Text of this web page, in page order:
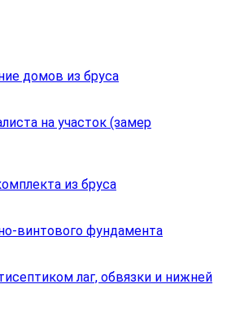
домов из бруса
на участок (замер
из бруса
винтового фундамента
лаг, обвязки и нижней